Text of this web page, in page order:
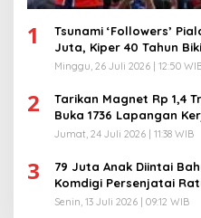
1
Tsunami ‘Followers’
Juta, Kiper 40 Tahun
Minggu, 26 Juli 2026 | 12:50
2
Tarikan Magnet Rp 1,4
Buka 1736 Lapangan
Jumat, 24 Juli 2026 | 11:38 WIB
3
79 Juta Anak Diintai
Komdigi Persenjatai
Senin, 13 Juli 2026 | 09:12 WIB